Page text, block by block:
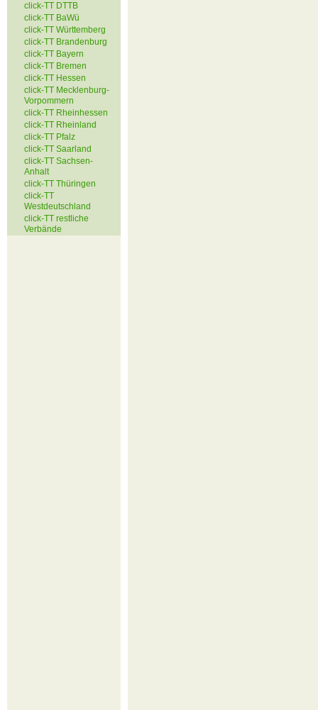
click-TT DTTB
click-TT BaWü
click-TT Württemberg
click-TT Brandenburg
click-TT Bayern
click-TT Bremen
click-TT Hessen
click-TT Mecklenburg-
Vorpommern
click-TT Rheinhessen
click-TT Rheinland
click-TT Pfalz
click-TT Saarland
click-TT Sachsen-
Anhalt
click-TT Thüringen
click-TT
Westdeutschland
click-TT restliche
Verbände